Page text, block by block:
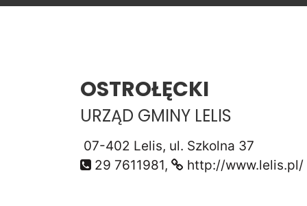
OSTROŁĘCKI
URZĄD GMINY LELIS
07-402 Lelis, ul. Szkolna 37
29 7611981,
http://www.lelis.pl/